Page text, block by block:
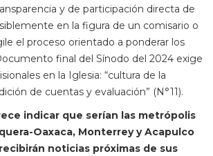
y de participación directa de
en la figura de un comisario o
el proceso orientado a ponderar los
final del Sínodo del 2024 exige
en la Iglesia: “cultura de la
de cuentas y evaluación” (N°11).
indicar que serían las metrópolis
Oaxaca, Monterrey y Acapulco
noticias próximas de sus